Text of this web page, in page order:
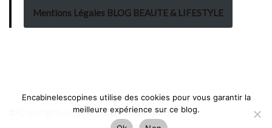
Mentions Légales BLOG BEAUTE & LIFESTYLE
© Copyright - Claire, Encabinelescopines
Encabinelescopines utilise des cookies pour vous garantir la
meilleure expérience sur ce blog.